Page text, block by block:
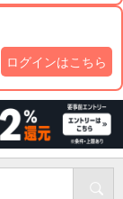
ログインはこちら